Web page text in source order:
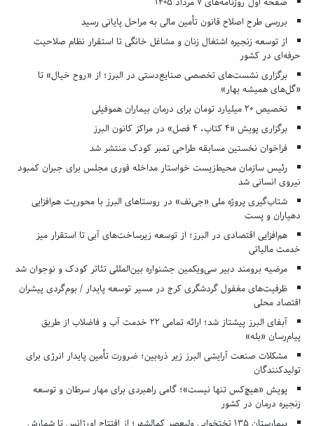
بررسی طرح اصلاح قانون تأمین مالی به مراحل پایانی رسید
از توسعه زنجیره اشتغال زنان و مشاغل خانگی تا استقرار نظام صلاحیت
حرفه‌ای در کشور
برگزاری نشست‌های تخصصی صنایع‌دستی در البرز؛ از «روح خیال» تا
«گل‌های همیشه بهار»
تخصیص ۲۰ میلیارد تومان برای درمان بیماران هموفیلی
برگزاری پویش «۴ کتاب، ۴ فصل» در مراکز کانون البرز
فراخوان نخستین مسابقه طراحی تمبر کودک منتشر شد
رئیس سازمان محیط‌زیست خواستار مداخله فوری مجلس برای جبران کمبود
نیروی انسانی شد
شتاب‌گیری پروژه ملی «جی‌نف» در روستاهای البرز با محوریت هم‌افزایی
دهیاران و پست
هم‌افزایی اقتصادی در البرز؛ از توسعه زیرساخت‌های آبی تا استقرار میز
خدمت مالیاتی
مرضیه برومند دبیر سی‌ویکمین جشنواره بین‌المللی تئاتر کودک و نوجوان شد
ظرفیت‌های مغفول گردشگری کرج در مسیر توسعه پایدار / بوم‌گردی پیشران
اقتصاد محلی
آبفای البرز پیشتاز شد؛ ارائه تمامی ۲۲ خدمت آب و فاضلاب از طریق
پیام‌رسان «بله»
مشکلات صنعت آرایشی البرز زیر ذره‌بین؛ ضرورت تأمین پایدار انرژی برای
تولیدکنندگان
پویش «هیچ‌کس تنها نیست»؛ گامی راهبردی برای مهار سرطان و توسعه
زنجیره درمان در کشور